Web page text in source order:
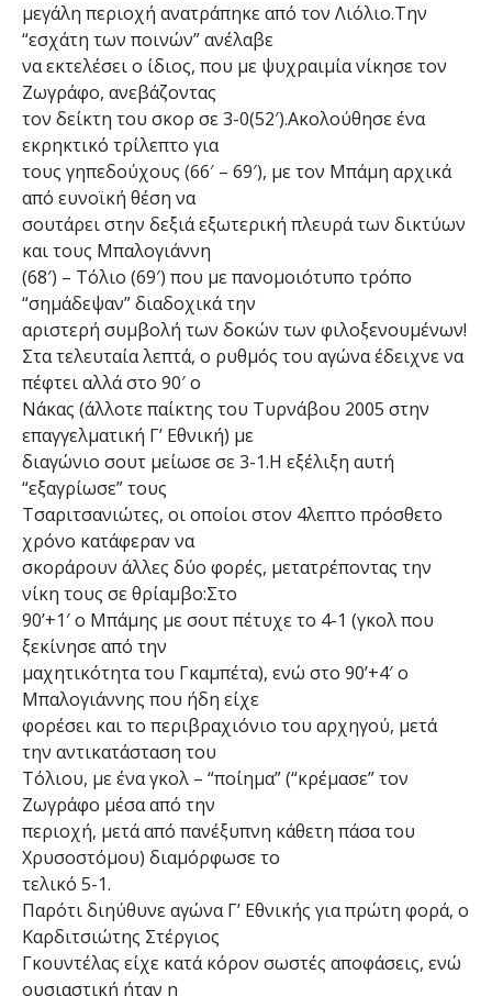
μεγάλη περιοχή ανατράπηκε από τον Λιόλιο.Την
“εσχάτη των ποινών” ανέλαβε
να εκτελέσει ο ίδιος, που με ψυχραιμία νίκησε τον
Ζωγράφο, ανεβάζοντας
τον δείκτη του σκορ σε 3-0(52′).Ακολούθησε ένα
εκρηκτικό τρίλεπτο για
τους γηπεδούχους (66′ – 69′), με τον Μπάμη αρχικά
από ευνοϊκή θέση να
σουτάρει στην δεξιά εξωτερική πλευρά των δικτύων
και τους Μπαλογιάννη
(68′) – Τόλιο (69′) που με πανομοιότυπο τρόπο
“σημάδεψαν” διαδοχικά την
αριστερή συμβολή των δοκών των φιλοξενουμένων!
Στα τελευταία λεπτά, ο ρυθμός του αγώνα έδειχνε να
πέφτει αλλά στο 90′ ο
Νάκας (άλλοτε παίκτης του Τυρνάβου 2005 στην
επαγγελματική Γ’ Εθνική) με
διαγώνιο σουτ μείωσε σε 3-1.Η εξέλιξη αυτή
“εξαγρίωσε” τους
Τσαριτσανιώτες, οι οποίοι στον 4λεπτο πρόσθετο
χρόνο κατάφεραν να
σκοράρουν άλλες δύο φορές, μετατρέποντας την
νίκη τους σε θρίαμβο:Στο
90’+1′ ο Μπάμης με σουτ πέτυχε το 4-1 (γκολ που
ξεκίνησε από την
μαχητικότητα του Γκαμπέτα), ενώ στο 90’+4′ ο
Μπαλογιάννης που ήδη είχε
φορέσει και το περιβραχιόνιο του αρχηγού, μετά
την αντικατάσταση του
Τόλιου, με ένα γκολ – “ποίημα” (“κρέμασε” τον
Ζωγράφο μέσα από την
περιοχή, μετά από πανέξυπνη κάθετη πάσα του
Χρυσοστόμου) διαμόρφωσε το
τελικό 5-1.
Παρότι διηύθυνε αγώνα Γ’ Εθνικής για πρώτη φορά, ο
Καρδιτσιώτης Στέργιος
Γκουντέλας είχε κατά κόρον σωστές αποφάσεις, ενώ
ουσιαστική ήταν η